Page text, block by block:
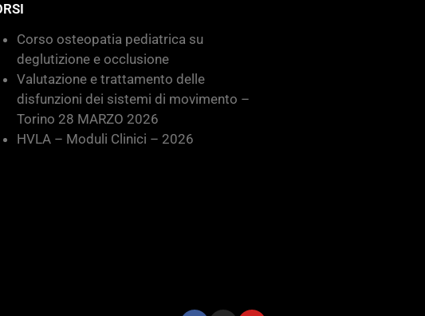
Corso osteopatia pediatrica su
deglutizione e occlusione
Valutazione e trattamento delle
disfunzioni dei sistemi di movimento –
Torino 28 MARZO 2026
HVLA – Moduli Clinici – 2026